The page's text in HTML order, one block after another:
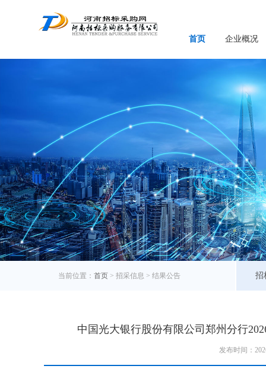
首页 企业概况
当前位置： 首页 > 招采信息 > 结果公告 招
中国光大银行股份有限公司郑州分行
发布时间：